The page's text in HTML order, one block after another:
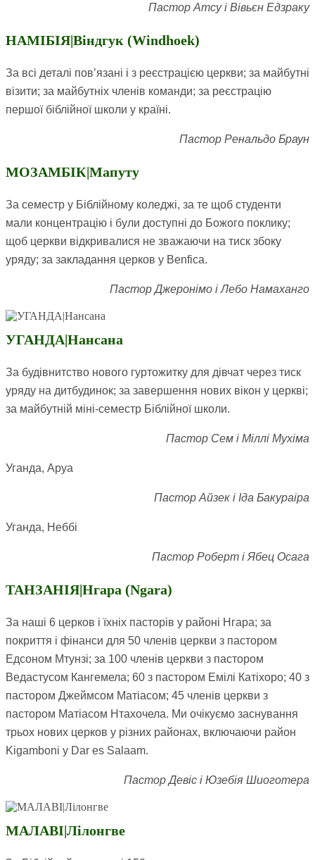
Пастор Атсу і Вівьєн Едзраку
НАМІБІЯ|Віндгук (Windhoek)
За всі деталі пов’язані і з реєстрацією церкви; за майбутні
візити; за майбутніх членів команди; за реєстрацію
першої біблійної школи у країні.
Пастор Ренальдо Браун
МОЗАМБІК|Мапуту
За семестр у Біблійному коледжі, за те щоб студенти
мали концентрацію і були доступні до Божого поклику;
щоб церкви відкривалися не зважаючи на тиск збоку
уряду; за закладання церков у Benfica.
Пастор Джеронімо і Лебо Намаханго
УГАНДА|Нансана
За будівнитство нового гуртожитку для дівчат через тиск
уряду на дитбудинок; за завершення нових вікон у церкві;
за майбутній міні-семестр Біблійної школи.
Пастор Сем і Міллі Мухіма
Уганда, Аруа
Пастор Айзек і Іда Бакураіра
Уганда, Неббі
Пастор Роберт і Ябец Осага
ТАНЗАНІЯ|Нгара (Ngara)
За наші 6 церков і їхніх пасторів у районі Нгара; за
покриття і фінанси для 50 членів церкви з пастором
Едсоном Мтунзі; за 100 членів церкви з пастором
Ведастусом Кангемела; 60 з пастором Емілі Катіхоро; 40 з
пастором Джеймсом Матіасом; 45 членів церкви з
пастором Матіасом Нтахочела. Ми очікуємо заснування
трьох нових церков у різних районах, включаючи район
Kigamboni у Dar es Salaam.
Пастор Девіс і Юзебія Шиоготера
МАЛАВІ|Лілонгве